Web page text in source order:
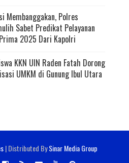
Membanggakan, Polres
Sabet Predikat Pelayanan
2025 Dari Kapolri
KKN UIN Raden Fatah Dorong
UMKM di Gunung Ibul Utara
| Distributed BySinar Media Group